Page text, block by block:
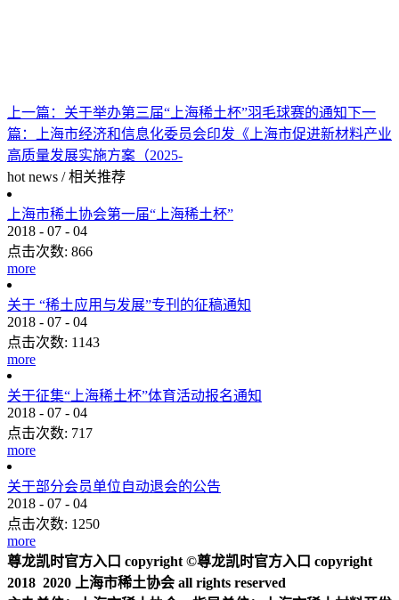
上一篇： 关于举办第三届“上海稀土杯”羽毛球赛的通知下一
篇：
上海市经济和信息化委员会印发《上海市促进新材料产业
高质量发展实施方案（2025-
hot news / 相关推荐
上海市稀土协会第一届“上海稀土杯”
2018 - 07 - 04
点击次数: 866
more
关于 “稀土应用与发展”专刊的征稿通知
2018 - 07 - 04
点击次数: 1143
more
关于征集“上海稀土杯”体育活动报名通知
2018 - 07 - 04
点击次数: 717
more
关于部分会员单位自动退会的公告
2018 - 07 - 04
点击次数: 1250
more
尊龙凯时官方入口 copyright ©尊龙凯时官方入口 copyright
2018 2020 上海市稀土协会 all rights reserved